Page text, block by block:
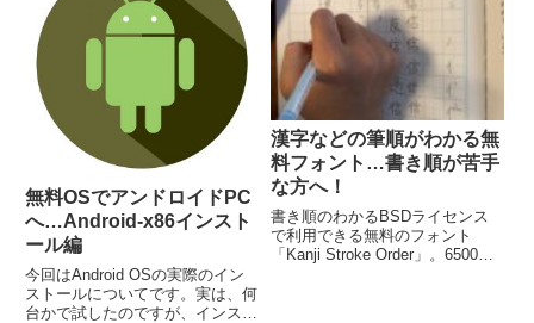
無料OSでアンドロイドPC
へ…Android-x86インスト
ール編
今回はAndroid OSの実際のイン
ストールについてです。実は、何
台かで試したのですが、インスト
漢字などの筆順がわかる無
料フォント…書き順が苦手
な方へ！
書き順のわかるBSDライセンス
で利用できる無料のフォント
「Kanji Stroke Order」。6500以